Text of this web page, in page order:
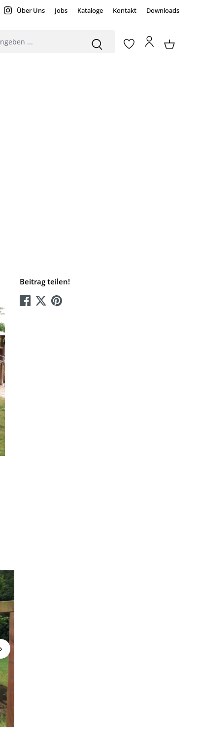
Über Uns Jobs Kataloge Kontakt Downloads
Beitrag teilen!